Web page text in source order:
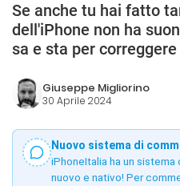
Se anche tu hai fatto
dell'iPhone non ha
sa e sta per
Giuseppe Migliorino
30 Aprile 2024
Nuovo sistema di
iPhoneItalia ha un
nuovo e nativo! Per